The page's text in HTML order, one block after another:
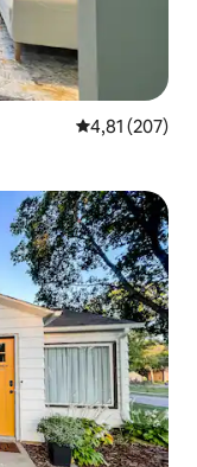
4,81 de
4,81 (207)